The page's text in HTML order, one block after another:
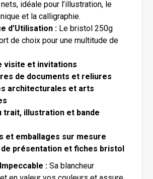
idéale pour l’illustration, le
et la calligraphie.
d’Utilisation : Le bristol 250g
de choix pour une multitude de
visite et invitations
de documents et reliures
architecturales et arts
trait, illustration et bande
et emballages sur mesure
présentation et fiches bristol
: Sa blancheur